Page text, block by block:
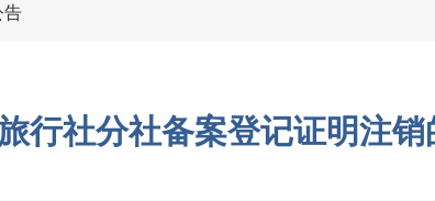
告
社分社备案登记证明注销